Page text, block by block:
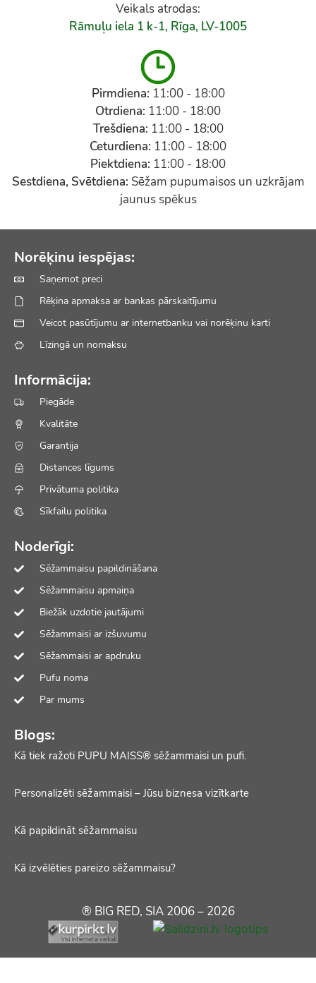
Veikals atrodas:
Rāmuļu iela 1 k-1, Rīga, LV-1005
Pirmdiena: 11:00 - 18:00
Otrdiena: 11:00 - 18:00
Trešdiena: 11:00 - 18:00
Ceturdiena: 11:00 - 18:00
Piektdiena: 11:00 - 18:00
Sestdiena, Svētdiena: Sēžam pupumaisos un uzkrājam
jaunus spēkus
Norēķinu iespējas:
Saņemot preci
Rēķina apmaksa ar bankas pārskaitījumu
Veicot pasūtījumu ar internetbanku vai norēķinu karti
Līzingā un nomaksu
Informācija:
Piegāde
Kvalitāte
Garantija
Distances līgums
Privātuma politika
Sīkfailu politika
Noderīgi:
Sēžammaisu papildināšana
Sēžammaisu apmaiņa
Biežāk uzdotie jautājumi
Sēžammaisi ar izšuvumu
Sēžammaisi ar apdruku
Pufu noma
Par mums
Blogs:
Kā tiek ražoti PUPU MAISS® sēžammaisi un pufi.
Personalizēti sēžammaisi – Jūsu biznesa vizītkarte
Kā papildināt sēžammaisu
Kā izvēlēties pareizo sēžammaisu?
® BIG RED, SIA 2006 – 2026